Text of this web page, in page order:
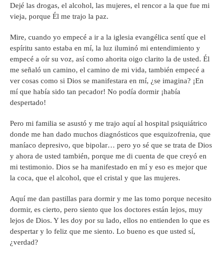
Dejé las drogas, el alcohol, las mujeres, el rencor a la que fue mi
vieja, porque Él me trajo la paz.
Mire, cuando yo empecé a ir a la iglesia evangélica sentí que el
espíritu santo estaba en mí, la luz iluminó mi entendimiento y
empecé a oír su voz, así como ahorita oigo clarito la de usted. Él
me señaló un camino, el camino de mi vida, también empecé a
ver cosas como si Dios se manifestara en mí, ¿se imagina? ¡En
mí que había sido tan pecador! No podía dormir ¡había
despertado!
Pero mi familia se asustó y me trajo aquí al hospital psiquiátrico
donde me han dado muchos diagnósticos que esquizofrenia, que
maníaco depresivo, que bipolar… pero yo sé que se trata de Dios
y ahora de usted también, porque me di cuenta de que creyó en
mi testimonio. Dios se ha manifestado en mí y eso es mejor que
la coca, que el alcohol, que el cristal y que las mujeres.
Aquí me dan pastillas para dormir y me las tomo porque necesito
dormir, es cierto, pero siento que los doctores están lejos, muy
lejos de Dios. Y les doy por su lado, ellos no entienden lo que es
despertar y lo feliz que me siento. Lo bueno es que usted sí,
¿verdad?